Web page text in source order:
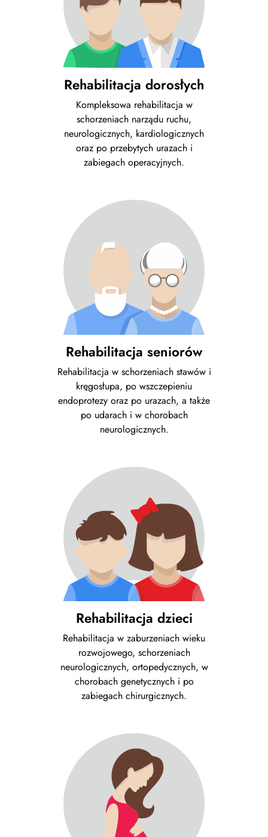
Rehabilitacja dorosłych
Kompleksowa rehabilitacja w
schorzeniach narządu ruchu,
neurologicznych, kardiologicznych
oraz po przebytych urazach i
zabiegach operacyjnych.
Rehabilitacja seniorów
Rehabilitacja w schorzeniach stawów i
kręgosłupa, po wszczepieniu
endoprotezy oraz po urazach, a także
po udarach i w chorobach
neurologicznych.
Rehabilitacja dzieci
Rehabilitacja w zaburzeniach wieku
rozwojowego, schorzeniach
neurologicznych, ortopedycznych, w
chorobach genetycznych i po
zabiegach chirurgicznych.